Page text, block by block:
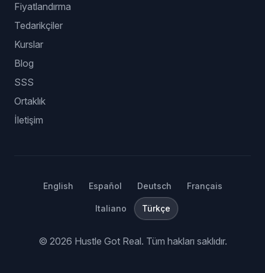
Fiyatlandırma
Tedarikçiler
Kurslar
Blog
SSS
Ortaklık
İletişim
English Español Deutsch Français
Italiano Türkçe
© 2026 Hustle Got Real. Tüm hakları saklıdır.